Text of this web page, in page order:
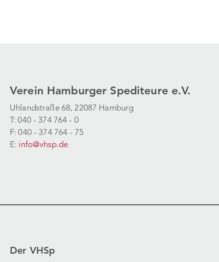
Verein Hamburger Spediteure e.V.
Uhlandstraße 68, 22087 Hamburg
T: 040 - 374 764 - 0
F: 040 - 374 764 - 75
E: info@vhsp.de
Der VHSp